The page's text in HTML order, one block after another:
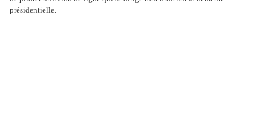
présidentielle.